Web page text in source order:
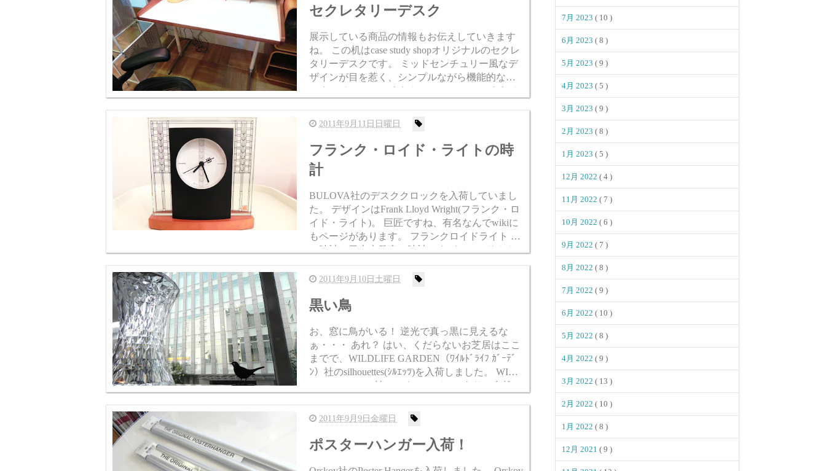
セクレタリーデスク
展示している商品の情報もお伝えしていきます
ね。 この机はcase study shopオリジナルのセクレ
タリーデスクです。 ミッドセンチュリー風なデ
ザインが目を惹く、シンプルながら機能的な机
です。 ネルソンのあれじゃ・・・って、まあそ
2011年9月11日日曜日
フランク・ロイド・ライトの時
計
BULOVA社のデスククロックを入荷していまし
た。 デザインはFrank Lloyd Wright(フランク・ロ
イド・ライト)。 巨匠ですね、有名なんでwikiに
もページがあります。 フランクロイドライト こ
の時計は日本未発売の時計ですが、アメリカや
海外では購入することが出来ます...
2011年9月10日土曜日
黒い鳥
お、窓に鳥がいる！ 逆光で真っ黒に見えるな
ぁ・・・ あれ？ はい、くだらないお芝居はここ
までで、WILDLIFE GARDEN（ﾜｲﾙﾄﾞﾗｲﾌ ｶﾞｰﾃﾞ
ﾝ）社のsilhouettes(ｼﾙｴｯﾂ)を入荷しました。 WILD
LIFE GAEDEN社はスウェーデンにあり、自然
2011年9月9日金曜日
ポスターハンガー入荷！
7月 2023 ( 10 )
6月 2023 ( 8 )
5月 2023 ( 9 )
4月 2023 ( 5 )
3月 2023 ( 9 )
2月 2023 ( 8 )
1月 2023 ( 5 )
12月 2022 ( 4 )
11月 2022 ( 7 )
10月 2022 ( 6 )
9月 2022 ( 7 )
8月 2022 ( 8 )
7月 2022 ( 9 )
6月 2022 ( 10 )
5月 2022 ( 8 )
4月 2022 ( 9 )
3月 2022 ( 13 )
2月 2022 ( 10 )
1月 2022 ( 8 )
12月 2021 ( 9 )